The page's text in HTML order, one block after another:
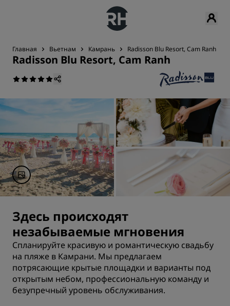
Главная Вьетнам Камрань Radisson Blu Resort, Cam Ranh
Radisson Blu Resort, Cam Ranh
Здесь происходят
незабываемые мгновения
Спланируйте красивую и романтическую свадьбу
на пляже в Камрани. Мы предлагаем
потрясающие крытые площадки и варианты под
открытым небом, профессиональную команду и
безупречный уровень обслуживания.